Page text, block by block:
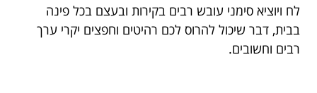
לח ויוציא סימני עובש רבים בקירות ובעצם בכל פינה
בבית, דבר שיכול להרוס לכם רהיטים וחפצים יקרי ערך
רבים וחשובים.